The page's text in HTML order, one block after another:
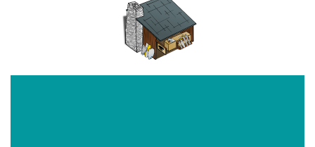
EGYRON: SIEDMY DEŇ - 3. DIEL